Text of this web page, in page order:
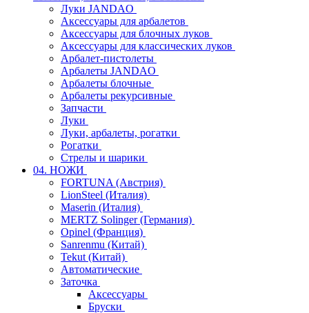
Луки JANDAO
Аксессуары для арбалетов
Аксессуары для блочных луков
Аксессуары для классических луков
Арбалет-пистолеты
Арбалеты JANDAO
Арбалеты блочные
Арбалеты рекурсивные
Запчасти
Луки
Луки, арбалеты, рогатки
Рогатки
Стрелы и шарики
04. НОЖИ
FORTUNA (Австрия)
LionSteel (Италия)
Maserin (Италия)
MERTZ Solinger (Германия)
Opinel (Франция)
Sanrenmu (Китай)
Tekut (Китай)
Автоматические
Заточка
Аксессуары
Бруски